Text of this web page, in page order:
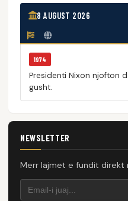
8 AUGUST 2026
1974
Presidenti Nixon njofton
gusht.
NEWSLETTER
Merr lajmet e fundit direkt